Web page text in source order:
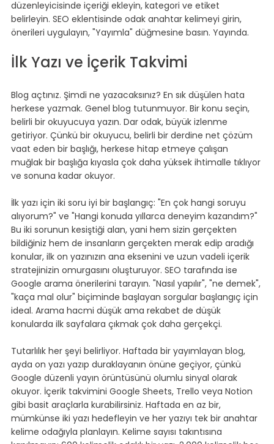
düzenleyicisinde içeriği ekleyin, kategori ve etiket
belirleyin. SEO eklentisinde odak anahtar kelimeyi girin,
önerileri uygulayın, "Yayımla" düğmesine basın. Yayında.
İlk Yazı ve İçerik Takvimi
Blog açtınız. Şimdi ne yazacaksınız? En sık düşülen hata
herkese yazmak. Genel blog tutunmuyor. Bir konu seçin,
belirli bir okuyucuya yazın. Dar odak, büyük izlenme
getiriyor. Çünkü bir okuyucu, belirli bir derdine net çözüm
vaat eden bir başlığı, herkese hitap etmeye çalışan
muğlak bir başlığa kıyasla çok daha yüksek ihtimalle tıklıyor
ve sonuna kadar okuyor.
İlk yazı için iki soru iyi bir başlangıç: "En çok hangi soruyu
alıyorum?" ve "Hangi konuda yıllarca deneyim kazandım?"
Bu iki sorunun kesiştiği alan, yani hem sizin gerçekten
bildiğiniz hem de insanların gerçekten merak edip aradığı
konular, ilk on yazınızın ana eksenini ve uzun vadeli içerik
stratejinizin omurgasını oluşturuyor. SEO tarafında ise
Google arama önerilerini tarayın. "Nasıl yapılır", "ne demek",
"kaça mal olur" biçiminde başlayan sorgular başlangıç için
ideal. Arama hacmi düşük ama rekabet de düşük
konularda ilk sayfalara çıkmak çok daha gerçekçi.
Tutarlılık her şeyi belirliyor. Haftada bir yayımlayan blog,
ayda on yazı yazıp duraklayanın önüne geçiyor, çünkü
Google düzenli yayın örüntüsünü olumlu sinyal olarak
okuyor. İçerik takvimini Google Sheets, Trello veya Notion
gibi basit araçlarla kurabilirsiniz. Haftada en az bir,
mümkünse iki yazı hedefleyin ve her yazıyı tek bir anahtar
kelime odağıyla planlayın. Kelime sayısı takıntısına